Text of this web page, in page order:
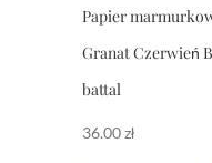
Papier
Granat Czerwień
battal
36.00zł